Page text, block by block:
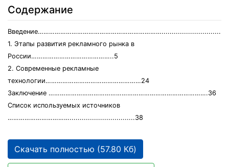
Содержание
1. Этапы развития рекламного рынка в
России……………………………………..5
2. Современные рекламные
технологии……………………………………………24
Заключение ………………………………………………………………………….36
Список используемых источников
……………………………................................38
Скачать полностью (57.80 Кб)